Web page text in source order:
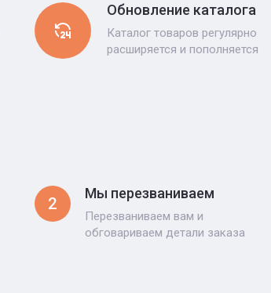
Обновление каталога
Каталог товаров регулярно
расширяется и пополняется
2
Мы перезваниваем
Перезваниваем вам и
обговариваем детали заказа